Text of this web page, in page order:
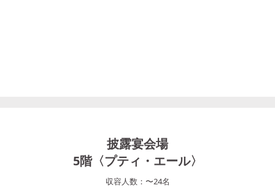
披露宴会場
5階〈プティ・エール〉
収容人数： 〜24名